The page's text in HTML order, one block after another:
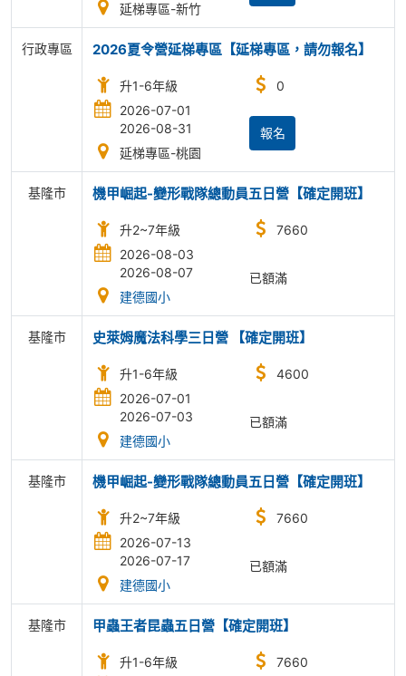
延梯專區-新竹
行政專區 2026夏令營延梯專區【延梯專區，請勿報名】
升1-6年級
2026-07-01
2026-08-31
延梯專區-桃園
0
報名
基隆市 機甲崛起-變形戰隊總動員五日營【確定開班】
升2~7年級
2026-08-03
2026-08-07
建德國小
7660
已額滿
基隆市 史萊姆魔法科學三日營 【確定開班】
升1-6年級
2026-07-01
2026-07-03
建德國小
4600
已額滿
基隆市 機甲崛起-變形戰隊總動員五日營【確定開班】
升2~7年級
2026-07-13
2026-07-17
建德國小
7660
已額滿
基隆市 甲蟲王者昆蟲五日營【確定開班】
升1-6年級
7660